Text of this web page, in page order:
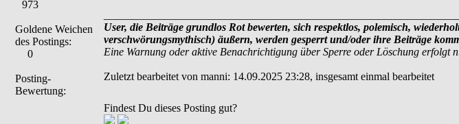
973
Goldene Weichen
des Postings:
0
Posting-
Bewertung:
User, die Beiträge grundlos Rot bewerten, sich respektlos, polemisch,
verschwörungsmythisch) äußern, werden gesperrt und/oder ihre Beiträge
Eine Warnung oder aktive Benachrichtigung über Sperre oder Löschung
Zuletzt bearbeitet von manni: 14.09.2025 23:28, insgesamt einmal bearbeitet
Findest Du dieses Posting gut?